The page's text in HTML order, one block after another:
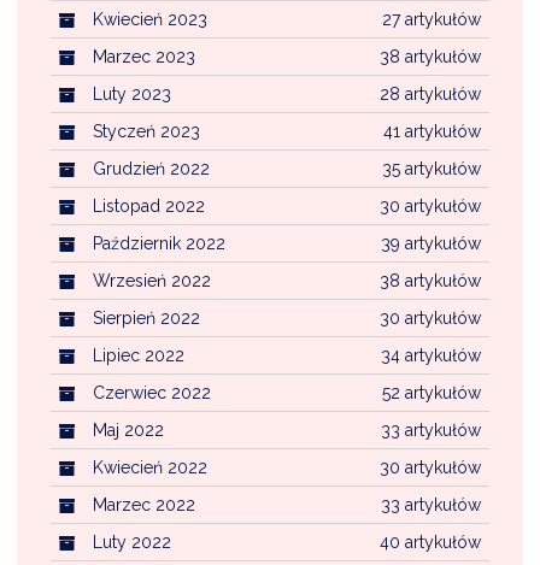
27 artykułów
Kwiecień 2023
38 artykułów
Marzec 2023
28 artykułów
Luty 2023
41 artykułów
Styczeń 2023
35 artykułów
Grudzień 2022
30 artykułów
Listopad 2022
39 artykułów
Październik 2022
38 artykułów
Wrzesień 2022
30 artykułów
Sierpień 2022
34 artykułów
Lipiec 2022
52 artykułów
Czerwiec 2022
33 artykułów
Maj 2022
30 artykułów
Kwiecień 2022
33 artykułów
Marzec 2022
40 artykułów
Luty 2022